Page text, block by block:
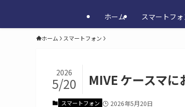
ホーム スマートフ
ホーム スマートフォン
MIVE ケースマ
2026
5/20
スマートフォン 2026年5月20日